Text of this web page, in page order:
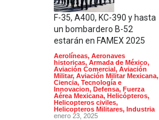
F-35, A400, KC-390 y hasta
un bombardero B-52
estarán en FAMEX 2025
Aerolíneas, Aeronaves
historicas, Armada de México,
Aviación Comercial, Aviación
Militar, Aviación Militar Mexicana,
Ciencia, Tecnología e
Innovacion, Defensa, Fuerza
Aérea Mexicana, Helicópteros,
Helicopteros civiles,
Helicopteros Militares, Industria
enero 23, 2025